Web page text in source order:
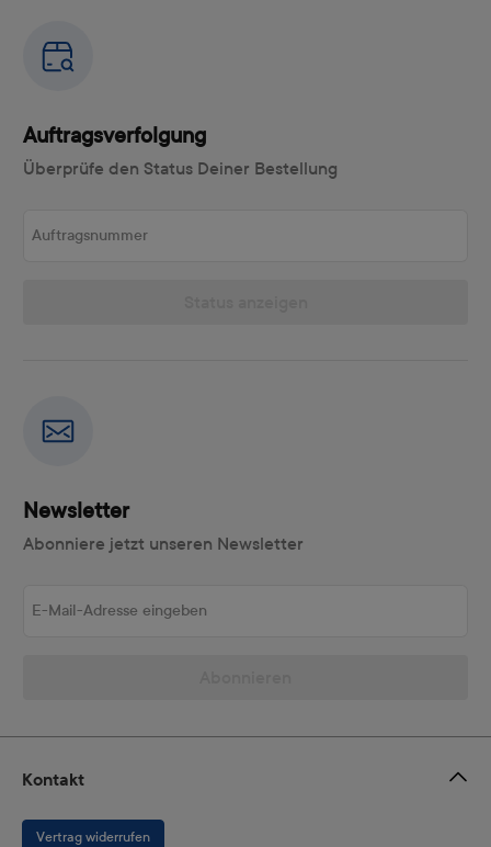
Auftragsverfolgung
Überprüfe den Status Deiner Bestellung
Newsletter
Abonniere jetzt unseren Newsletter
Kontakt
Vertrag widerrufen